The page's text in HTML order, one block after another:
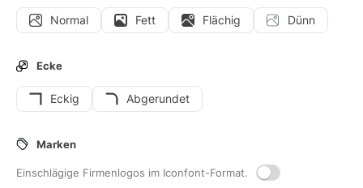
Normal Fett Flächig Dünn
Ecke
Eckig Abgerundet
Marken
Einschlägige Firmenlogos im Iconfont-Format.
Icons Sticker Animierte Icons